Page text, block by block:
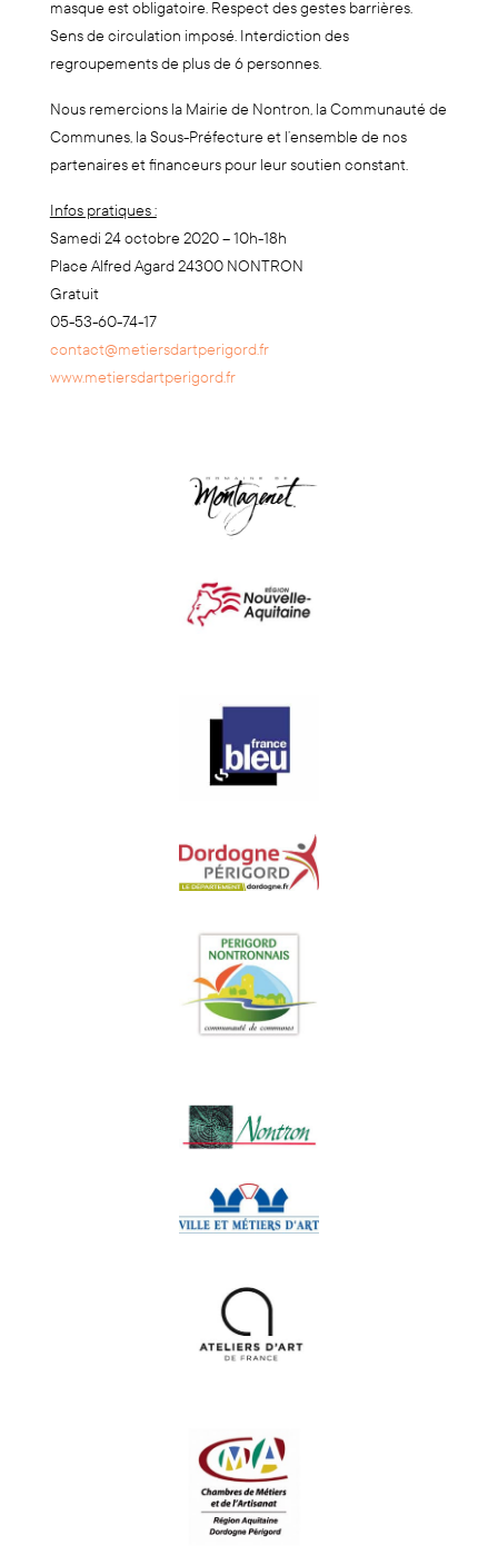
masque est obligatoire. Respect des gestes barrières.
Sens de circulation imposé. Interdiction des
regroupements de plus de 6 personnes.
Nous remercions la Mairie de Nontron, la Communauté de
Communes, la Sous-Préfecture et l’ensemble de nos
partenaires et financeurs pour leur soutien constant.
Infos pratiques :
Samedi 24 octobre 2020 – 10h-18h
Place Alfred Agard 24300 NONTRON
Gratuit
05-53-60-74-17
contact@metiersdartperigord.fr
www.metiersdartperigord.fr